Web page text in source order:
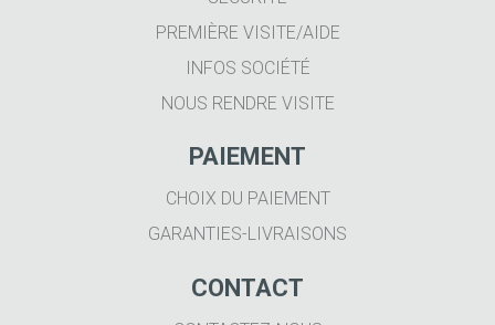
PREMIÈRE VISITE/AIDE
INFOS SOCIÉTÉ
NOUS RENDRE VISITE
PAIEMENT
CHOIX DU PAIEMENT
GARANTIES-LIVRAISONS
CONTACT